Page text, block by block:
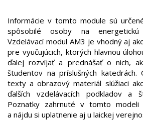
Informácie v tomto module sú
spôsobilé osoby na energetickú
Vzdelávací modul AM3 je vhodný aj
pre vyučujúcich, ktorých hlavnou
ďalej rozvíjať a prednášať o nich,
študentov na príslušných katedrách.
texty a obrazový materiál slúžiaci
ďalších vzdelávacích podkladov a
Poznatky zahrnuté v tomto modeli
a nájdu si uplatnenie aj u laickej